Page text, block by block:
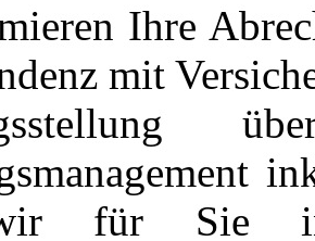
Ihre
mit
für Sie in